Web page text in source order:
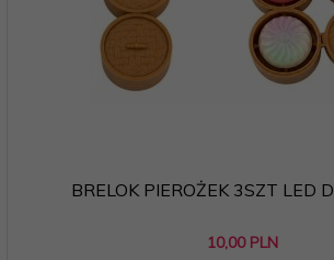
BRELOK PIEROŻEK 3SZT LED
10,00 PLN